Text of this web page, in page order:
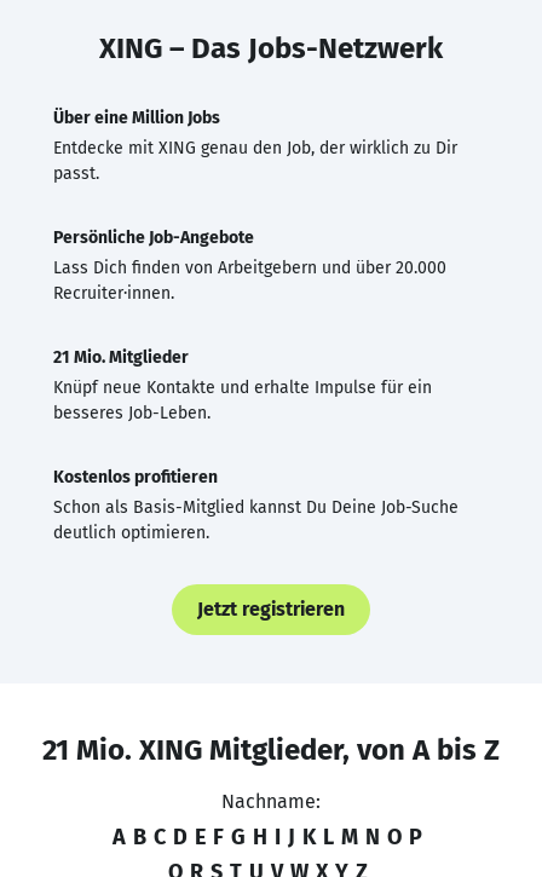
XING – Das Jobs-Netzwerk
Über eine Million Jobs
Entdecke mit XING genau den Job, der wirklich zu Dir
passt.
Persönliche Job-Angebote
Lass Dich finden von Arbeitgebern und über 20.000
Recruiter·innen.
21 Mio. Mitglieder
Knüpf neue Kontakte und erhalte Impulse für ein
besseres Job-Leben.
Kostenlos profitieren
Schon als Basis-Mitglied kannst Du Deine Job-Suche
deutlich optimieren.
Jetzt registrieren
21 Mio. XING Mitglieder, von A bis Z
Nachname:
A B C D E F G H I J K L M N O P
Q R S T U V W X Y Z